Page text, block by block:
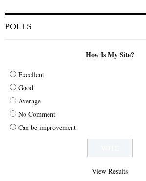
POLLS
How Is My Site?
Excellent
Good
Average
No Comment
Can be improvement
View Results